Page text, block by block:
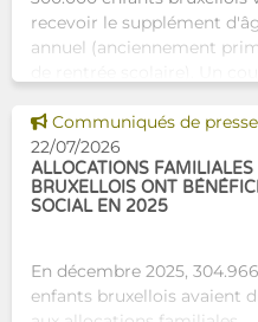
recevoir le supplément
annuel (anciennement
commencer la
Voir cette news
Communiqués de presse
22/07/2026
ALLOCATIONS
BRUXELLOIS ONT
SOCIAL EN 2025
En décembre 2025, 304.966
enfants bruxellois avaient